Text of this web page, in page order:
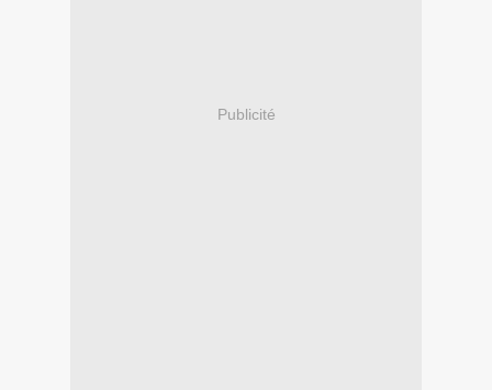
Publicité